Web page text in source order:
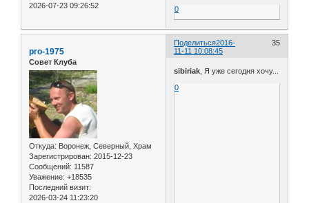
2026-07-23 09:26:52
0
Поделиться 35
2016-
11-11 10:08:45
pro-1975
Совет Клуба
Откуда: Воронеж, Северный, Храм
Зарегистрирован: 2015-12-23
Сообщений: 11587
Уважение: +18535
Последний визит:
2026-03-24 11:23:20
sibiriak , Я уже сегодня хочу...
0